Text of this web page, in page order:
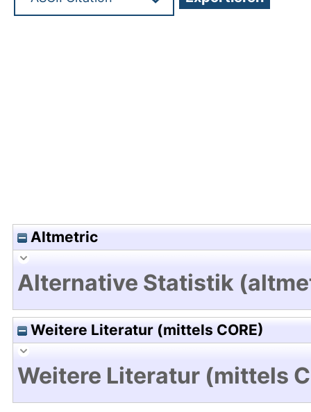
Altmetric
Alternative Statistik
Weitere Literatur (mittels CORE)
Weitere Literatur (mittels